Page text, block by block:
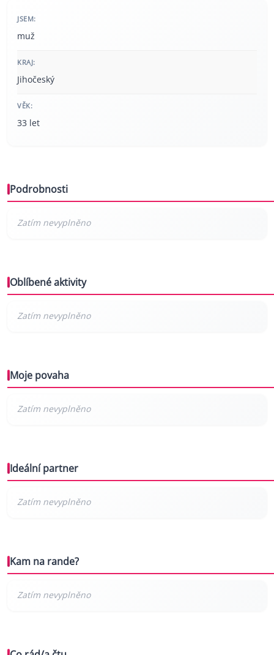
JSEM:
muž
KRAJ:
Jihočeský
VĚK:
33 let
Podrobnosti
Oblíbené aktivity
Moje povaha
Ideální partner
Kam na rande?